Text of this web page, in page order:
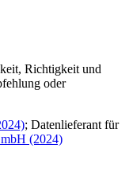
Richtigkeit und
oder
; Datenlieferant für
(2024)